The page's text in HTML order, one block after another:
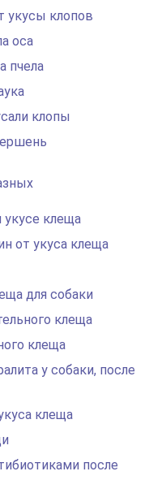
укусы клопов
оса
пчела
клопы
укусе клеща
от укуса клеща
для собаки
клеща
клеща
у собаки, после
клеща
после